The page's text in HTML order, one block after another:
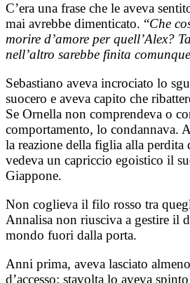
C’era una frase che le aveva
mai avrebbe dimenticato. “Che
morire d’amore per quell’Alex?
nell’altro sarebbe finita
Sebastiano aveva incrociato lo
suocero e aveva capito che
Se Ornella non comprendeva o
comportamento, lo condannava.
la reazione della figlia alla
vedeva un capriccio egoistico il
Giappone.
Non coglieva il filo rosso tra
Annalisa non riusciva a gestire il
mondo fuori dalla porta.
Anni prima, aveva lasciato
d’accesso; stavolta lo aveva